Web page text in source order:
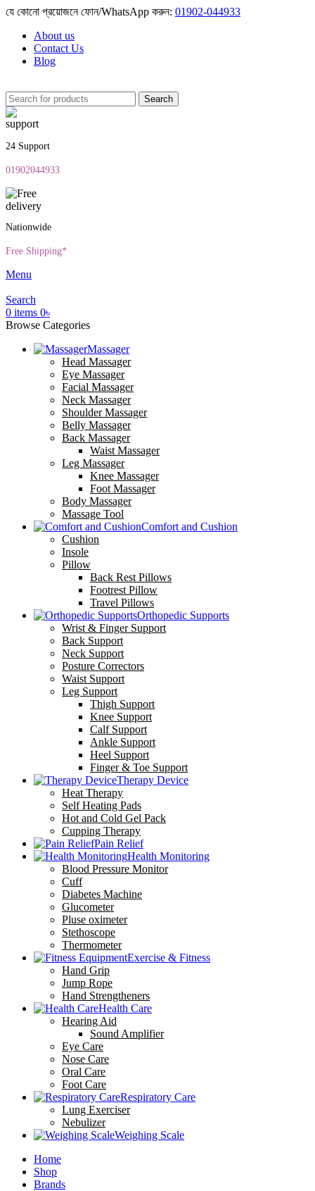
যে কোনো প্রয়োজনে ফোন/WhatsApp করুন: 01902-044933
About us
Contact Us
Blog
Search
24 Support
01902044933
Nationwide
Free Shipping*
Menu
Search
0 items 0৳
Browse Categories
Massager
Head Massager
Eye Massager
Facial Massager
Neck Massager
Shoulder Massager
Belly Massager
Back Massager
Waist Massager
Leg Massager
Knee Massager
Foot Massager
Body Massager
Massage Tool
Comfort and Cushion
Cushion
Insole
Pillow
Back Rest Pillows
Footrest Pillow
Travel Pillows
Orthopedic Supports
Wrist & Finger Support
Back Support
Neck Support
Posture Correctors
Waist Support
Leg Support
Thigh Support
Knee Support
Calf Support
Ankle Support
Heel Support
Finger & Toe Support
Therapy Device
Heat Therapy
Self Heating Pads
Hot and Cold Gel Pack
Cupping Therapy
Pain Relief
Health Monitoring
Blood Pressure Monitor
Cuff
Diabetes Machine
Glucometer
Pluse oximeter
Stethoscope
Thermometer
Exercise & Fitness
Hand Grip
Jump Rope
Hand Strengtheners
Health Care
Hearing Aid
Sound Amplifier
Eye Care
Nose Care
Oral Care
Foot Care
Respiratory Care
Lung Exerciser
Nebulizer
Weighing Scale
Home
Shop
Brands